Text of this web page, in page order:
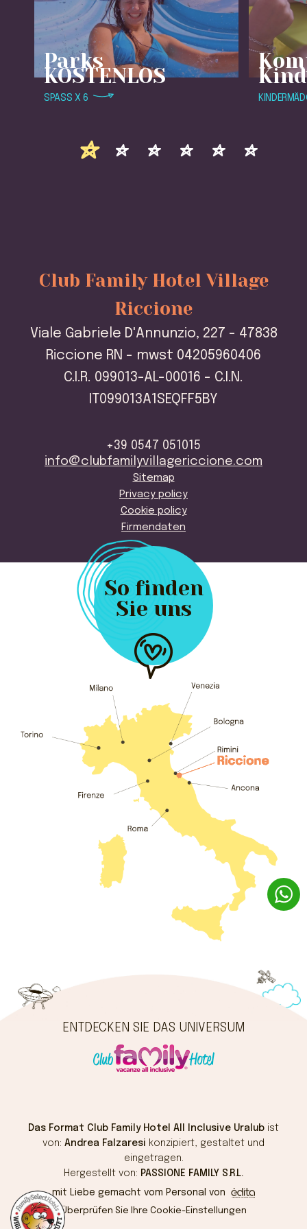
Parks
KOSTENLOS
SPASS X 6
Club Family Hotel Village
Riccione
Viale Gabriele D'Annunzio, 227 - 47838
Riccione RN - mwst 04205960406
C.I.R. 099013-AL-00016 - C.I.N.
IT099013A1SEQFF5BY
+39 0547 051015
info@clubfamilyvillagericcione.com
Sitemap
Privacy policy
Cookie policy
Firmendaten
So finden
Sie uns
ENTDECKEN SIE DAS UNIVERSUM
Das Format Club Family Hotel All Inclusive Uralub ist
von: Andrea Falzaresi konzipiert, gestaltet und
eingetragen.
Hergestellt von: PASSIONE FAMILY S.R.L.
mit Liebe gemacht vom Personal von
Überprüfen Sie Ihre Cookie-Einstellungen